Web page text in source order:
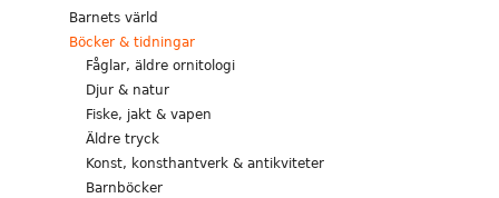
Barnets värld
Böcker & tidningar
Fåglar, äldre ornitologi
Djur & natur
Fiske, jakt & vapen
Äldre tryck
Konst, konsthantverk & antikviteter
Barnböcker